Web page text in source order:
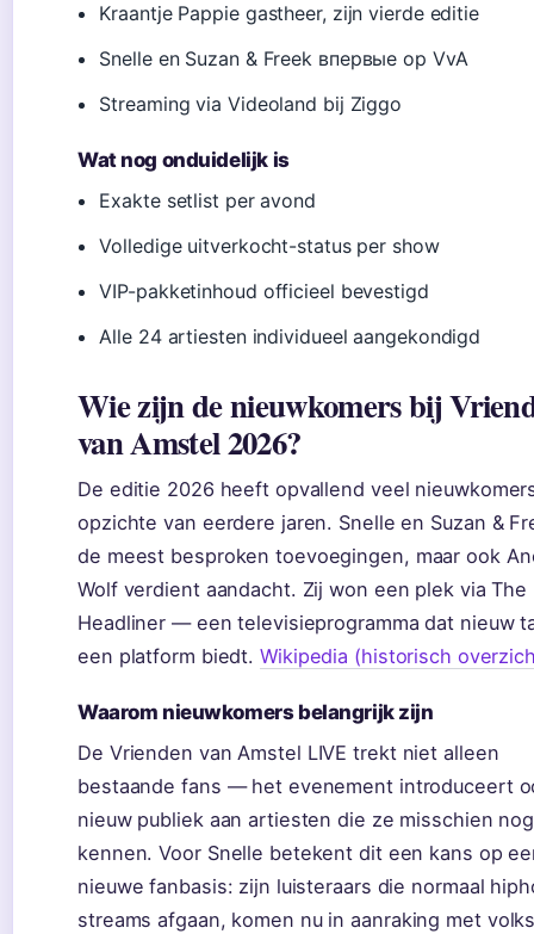
Kraantje Pappie gastheer, zijn vierde editie
Snelle en Suzan & Freek впервые op VvA
Streaming via Videoland bij Ziggo
Wat nog onduidelijk is
Exakte setlist per avond
Volledige uitverkocht-status per show
VIP-pakketinhoud officieel bevestigd
Alle 24 artiesten individueel aangekondigd
Wie zijn de nieuwkomers bij
van Amstel 2026?
De editie 2026 heeft opvallend veel
opzichte van eerdere jaren. Snelle en Suzan &
de meest besproken toevoegingen, maar ook
Wolf verdient aandacht. Zij won een plek via The
Headliner — een televisieprogramma dat nieuw
een platform biedt. Wikipedia (historisch
Waarom nieuwkomers belangrijk zijn
De Vrienden van Amstel LIVE trekt niet alleen
bestaande fans — het evenement introduceert
nieuw publiek aan artiesten die ze misschien
kennen. Voor Snelle betekent dit een kans op
nieuwe fanbasis: zijn luisteraars die normaal
streams afgaan, komen nu in aanraking met